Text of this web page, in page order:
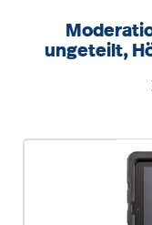
ungeteilt,